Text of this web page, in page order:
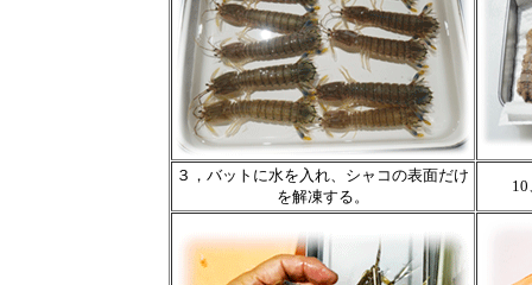
３，バットに水を入れ、シャコの表面だけ
を解凍する。